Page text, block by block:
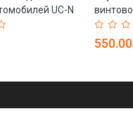
UC-N
V3 E8131
UC-V6h UC-V4
25-